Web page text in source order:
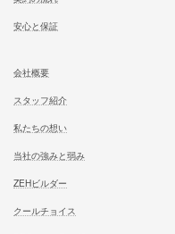
一足先に体験して
家族が幸せになる家